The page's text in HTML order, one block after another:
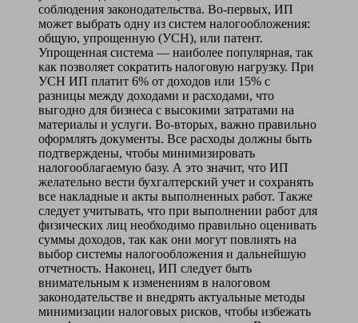
соблюдения законодательства. Во-первых, ИП
может выбрать одну из систем налогообложения:
общую, упрощенную (УСН), или патент.
Упрощенная система — наиболее популярная, так
как позволяет сократить налоговую нагрузку. При
УСН ИП платит 6% от доходов или 15% с
разницы между доходами и расходами, что
выгодно для бизнеса с высокими затратами на
материалы и услуги. Во-вторых, важно правильно
оформлять документы. Все расходы должны быть
подтверждены, чтобы минимизировать
налогооблагаемую базу. А это значит, что ИП
желательно вести бухгалтерский учет и сохранять
все накладные и акты выполненных работ. Также
следует учитывать, что при выполнении работ для
физических лиц необходимо правильно оценивать
суммы доходов, так как они могут повлиять на
выбор системы налогообложения и дальнейшую
отчетность. Наконец, ИП следует быть
внимательным к изменениям в налоговом
законодательстве и внедрять актуальные методы
минимизации налоговых рисков, чтобы избежать